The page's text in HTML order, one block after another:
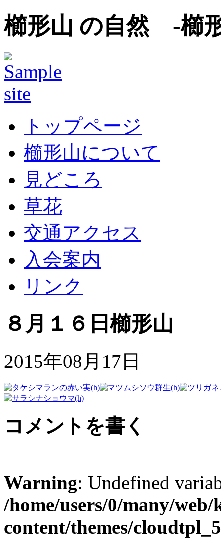
櫛形山 の自然 -櫛
トップページ
櫛形山について
見どころ
草花
交通アクセス
入会案内
リンク
８月１６日櫛形山
2015年08月17日
コメントを書く
Warning: Undefined
/home/users/0/many/
content/themes/